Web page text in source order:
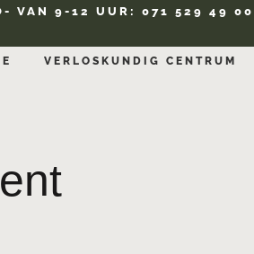
VAN 9-12 UUR: 071 529 49 00
VERLOSKUNDIG CENTRUM